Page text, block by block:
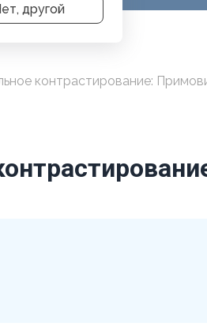
другой
контрастирование: